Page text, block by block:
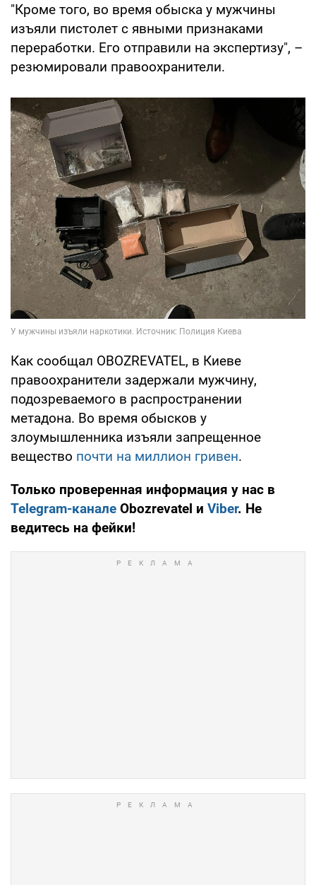
"Кроме того, во время обыска у мужчины
изъяли пистолет с явными признаками
переработки. Его отправили на экспертизу", –
резюмировали правоохранители.
Как сообщал OBOZREVATEL, в Киеве
правоохранители задержали мужчину,
подозреваемого в распространении
метадона. Во время обысков у
злоумышленника изъяли запрещенное
вещество почти на миллион гривен.
Только проверенная информация у нас в
Telegram-канале Obozrevatel и Viber. Не
ведитесь на фейки!